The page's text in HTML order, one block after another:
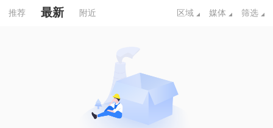
推荐 最新 附近 区域 媒体 筛选